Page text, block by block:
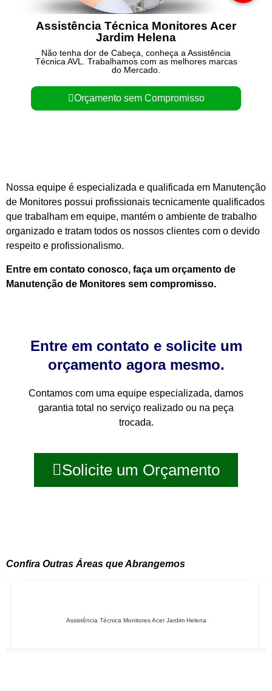
Monitores Acer
conheça a Assistência
com as melhores marcas
sem Compromisso
Conserto de
Não tenha dor de
Técnica AVL.
Nossa equipe é especializada e qualificada em Manutenção
de Monitores possui profissionais tecnicamente qualificados
que trabalham em equipe, mantém o ambiente de trabalho
organizado e tratam todos os nossos clientes com o devido
respeito e profissionalismo.
Entre em contato conosco, faça um orçamento de
Manutenção de Monitores sem compromisso.
Entre em contato e solicite um
orçamento agora mesmo.
Contamos com uma equipe especializada, damos
garantia total no serviço realizado ou na peça
trocada.
Solicite um Orçamento
Confira Outras Áreas que Abrangemos
Assistência Técnica Monitores Acer Jardim Helena